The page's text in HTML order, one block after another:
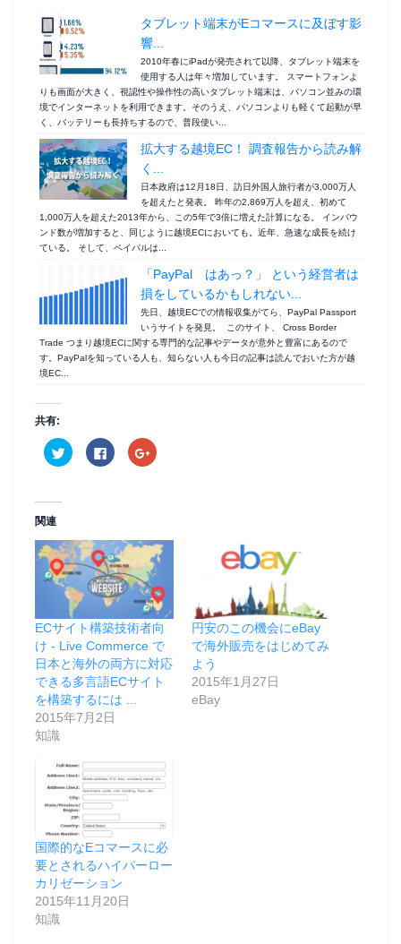
タブレット端末がEコマースに及ぼす影
響...
2010年春にiPadが発売されて以降、タブレット端末を
使用する人は年々増加しています。 スマートフォンよ
りも画面が大きく、視認性や操作性の高いタブレット端末は、パソコン並みの環
境でインターネットを利用できます。そのうえ、パソコンよりも軽くて起動が早
く、バッテリーも長持ちするので、普段使い...
拡大する越境EC！ 調査報告から読み解
く...
日本政府は12月18日、訪日外国人旅行者が3,000万人
を超えたと発表。 昨年の2,869万人を超え、初めて
1,000万人を超えた2013年から、この5年で3倍に増えた計算になる。 インバウ
ンド数が増加すると、同じように越境ECにおいても。近年、急速な成長を続け
ている。 そして、ペイパルは...
「PayPal はあっ？」 という経営者は
損をしているかもしれない...
先日、越境ECでの情報収集がてら、PayPal Passport
いうサイトを発見。 このサイト、 Cross Border
Trade つまり越境ECに関する専門的な記事やデータが意外と豊富にあるので
す。PayPalを知っている人も、知らない人も今日の記事は読んでおいた方が越
境EC...
共有:
ク
リ
t
t
e
r
で
共
有
(
新
し
い
ウ
ィ
ン
ド
ウ
で
開
す
)
F
a
共
有
す
る
に
は
ク
リ
ッ
ク
し
て
く
だ
さ
い
(
新
ウ
ィ
ン
ド
ウ
で
開
き
ま
す
)
ク
リ
g
l
e
+
で
共
有
(
新
し
い
ウ
ィ
ン
す
)
関連
ECサイト構築技術者向
け - Live Commerce で
日本と海外の両方に対応
できる多言語ECサイト
を構築するには ...
2015年7月2日
知識
円安のこの機会にeBay
で海外販売をはじめてみ
よう
2015年1月27日
eBay
国際的なEコマースに必
要とされるハイパーロー
カリゼーション
2015年11月20日
知識